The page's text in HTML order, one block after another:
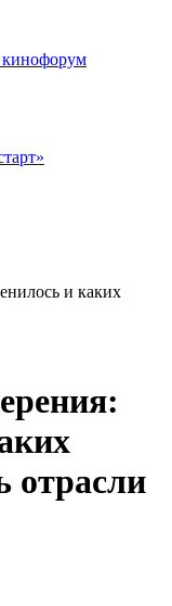
и каких
отрасли